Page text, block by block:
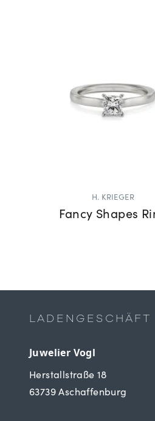
H. KRIEGER
Fancy Shapes
LADENGESCHÄFT
Juwelier Vogl
Herstallstraße 18
63739 Aschaffenburg